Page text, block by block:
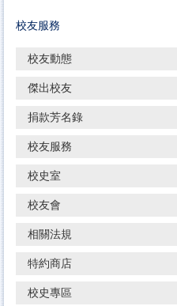
校友服務
校友動態
傑出校友
捐款芳名錄
校友服務
校史室
校友會
相關法規
特約商店
校史專區